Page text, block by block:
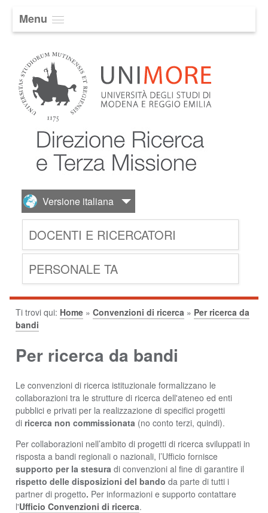
Menu
DOCENTI E RICERCATORI
PERSONALE TA
Ti trovi qui: Home » Convenzioni di ricerca » Per ricerca da
bandi
Per ricerca da bandi
Le convenzioni di ricerca istituzionale formalizzano le
collaborazioni tra le strutture di ricerca dell'ateneo ed enti
pubblici e privati per la realizzazione di specifici progetti
di ricerca non commissionata (no conto terzi, quindi).
Per collaborazioni nell’ambito di progetti di ricerca sviluppati in
risposta a bandi regionali o nazionali, l’Ufficio fornisce
supporto per la stesura di convenzioni al fine di garantire il
rispetto delle disposizioni del bando da parte di tutti i
partner di progetto. Per informazioni e supporto contattare
l'Ufficio Convenzioni di ricerca.